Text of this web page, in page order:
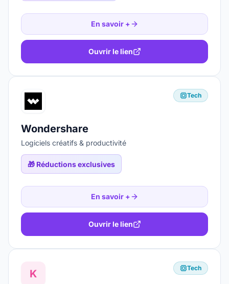
En savoir +
Ouvrir le lien
Tech
Wondershare
Logiciels créatifs & productivité
🎁 Réductions exclusives
En savoir +
Ouvrir le lien
K Tech